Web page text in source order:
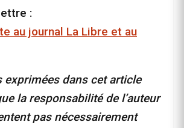
:
au journal La Libre et au
exprimées dans cet article
la responsabilité de l’auteur
pas nécessairement